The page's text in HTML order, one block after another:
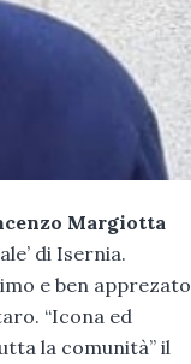
Margiotta
di Isernia.
e ben apprezato
“Icona ed
la comunità” il